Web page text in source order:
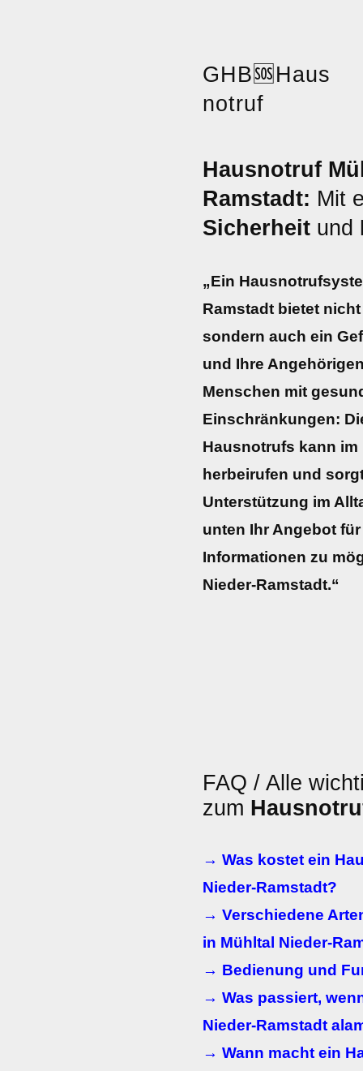
GHB🆘 Haus
notruf
Hausnotruf
Ramstadt: Mit
Sicherheit und
„Ein
Ramstadt bietet
sondern auch ein
und Ihre
Menschen mit
Einschränkungen:
Hausnotrufs kann
herbeirufen und
Unterstützung im
unten Ihr Angebot
Informationen zu
Nieder-Ramstadt.“
FAQ / Alle
zum
→ Was kostet ein
Nieder-Ramstadt?
→ Verschiedene
in Mühltal Nieder-
→ Bedienung und
→ Was passiert,
Nieder-Ramstadt
→ Wann macht ein